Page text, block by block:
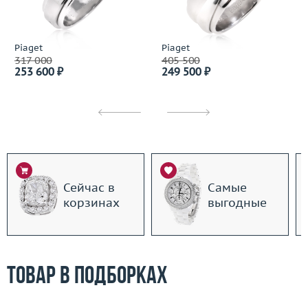
Piaget
317 000
253 600 ₽
Piaget
405 500
249 500 ₽
Сейчас в
корзинах
Самые
выгодные
Товар в подборках